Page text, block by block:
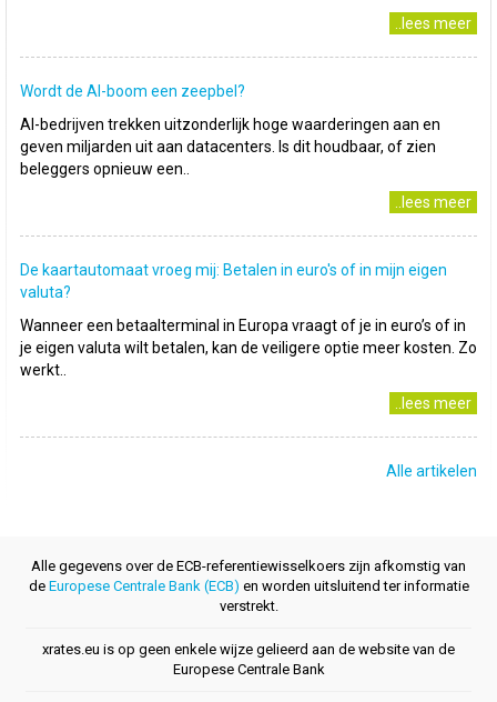
..lees meer
Wordt de AI-boom een zeepbel?
AI-bedrijven trekken uitzonderlijk hoge waarderingen aan en
geven miljarden uit aan datacenters. Is dit houdbaar, of zien
beleggers opnieuw een..
..lees meer
De kaartautomaat vroeg mij: Betalen in euro's of in mijn eigen
valuta?
Wanneer een betaalterminal in Europa vraagt of je in euro’s of in
je eigen valuta wilt betalen, kan de veiligere optie meer kosten. Zo
werkt..
..lees meer
Alle artikelen
Alle gegevens over de ECB-referentiewisselkoers zijn afkomstig van
de Europese Centrale Bank (ECB) en worden uitsluitend ter informatie
verstrekt.
xrates.eu is op geen enkele wijze gelieerd aan de website van de
Europese Centrale Bank